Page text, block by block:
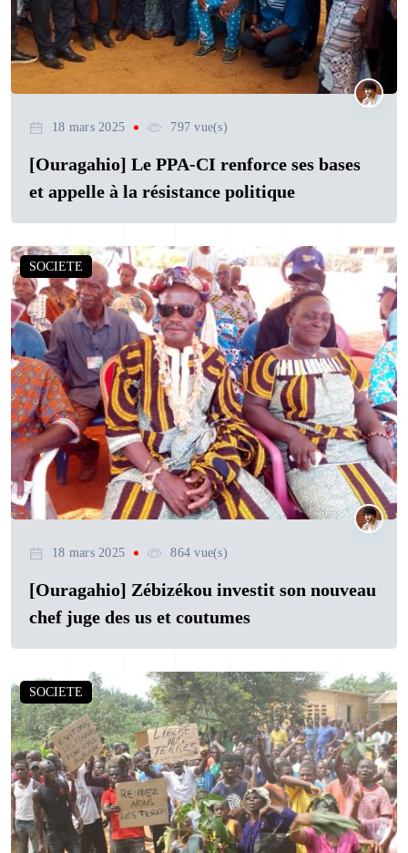
18 mars 2025 797 vue(s)
[Ouragahio] Le PPA-CI renforce ses bases
et appelle à la résistance politique
SOCIETE
18 mars 2025 864 vue(s)
[Ouragahio] Zébizékou investit son nouveau
chef juge des us et coutumes
SOCIETE